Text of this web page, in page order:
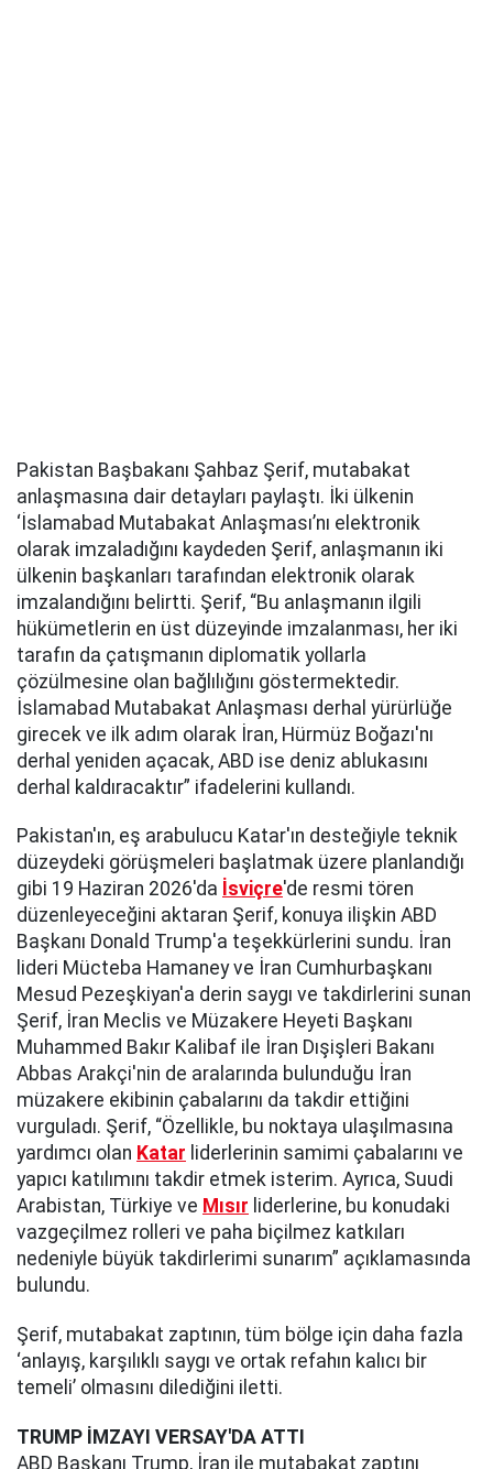
Pakistan Başbakanı Şahbaz Şerif, mutabakat
anlaşmasına dair detayları paylaştı. İki ülkenin
‘İslamabad Mutabakat Anlaşması’nı elektronik
olarak imzaladığını kaydeden Şerif, anlaşmanın iki
ülkenin başkanları tarafından elektronik olarak
imzalandığını belirtti. Şerif, “Bu anlaşmanın ilgili
hükümetlerin en üst düzeyinde imzalanması, her iki
tarafın da çatışmanın diplomatik yollarla
çözülmesine olan bağlılığını göstermektedir.
İslamabad Mutabakat Anlaşması derhal yürürlüğe
girecek ve ilk adım olarak İran, Hürmüz Boğazı'nı
derhal yeniden açacak, ABD ise deniz ablukasını
derhal kaldıracaktır” ifadelerini kullandı.
Pakistan'ın, eş arabulucu Katar'ın desteğiyle teknik
düzeydeki görüşmeleri başlatmak üzere planlandığı
gibi 19 Haziran 2026'da İsviçre'de resmi tören
düzenleyeceğini aktaran Şerif, konuya ilişkin ABD
Başkanı Donald Trump'a teşekkürlerini sundu. İran
lideri Mücteba Hamaney ve İran Cumhurbaşkanı
Mesud Pezeşkiyan'a derin saygı ve takdirlerini sunan
Şerif, İran Meclis ve Müzakere Heyeti Başkanı
Muhammed Bakır Kalibaf ile İran Dışişleri Bakanı
Abbas Arakçi'nin de aralarında bulunduğu İran
müzakere ekibinin çabalarını da takdir ettiğini
vurguladı. Şerif, “Özellikle, bu noktaya ulaşılmasına
yardımcı olan Katar liderlerinin samimi çabalarını ve
yapıcı katılımını takdir etmek isterim. Ayrıca, Suudi
Arabistan, Türkiye ve Mısır liderlerine, bu konudaki
vazgeçilmez rolleri ve paha biçilmez katkıları
nedeniyle büyük takdirlerimi sunarım” açıklamasında
bulundu.
Şerif, mutabakat zaptının, tüm bölge için daha fazla
‘anlayış, karşılıklı saygı ve ortak refahın kalıcı bir
temeli’ olmasını dilediğini iletti.
TRUMP İMZAYI VERSAY'DA ATTI
ABD Başkanı Trump, İran ile mutabakat zaptını